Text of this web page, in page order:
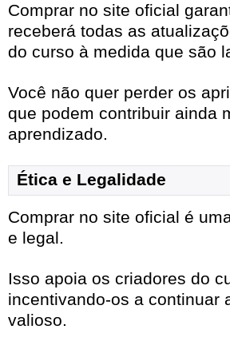
Comprar no site oficial
receberá todas as
do curso à medida que são
Você não quer perder os
que podem contribuir ainda
aprendizado.
Ética e Legalidade
Comprar no site oficial é
e legal.
Isso apoia os criadores do
incentivando-os a continuar
valioso.